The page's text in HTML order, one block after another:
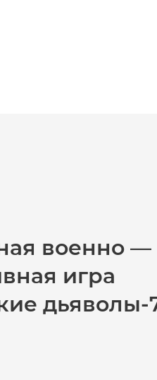
военно —
игра
дьяволы-